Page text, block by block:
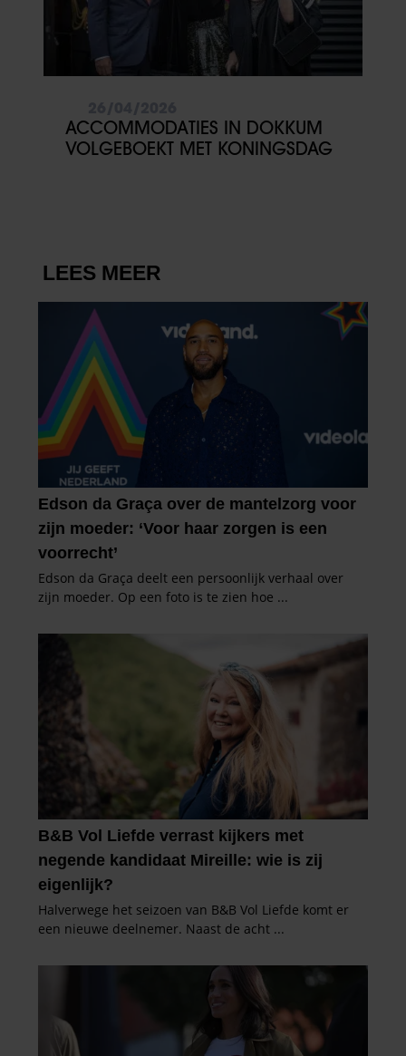
ACCOMMODATIES IN DOKKUM
VOLGEBOEKT MET KONINGSDAG